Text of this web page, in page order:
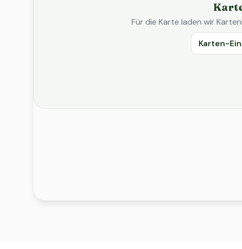
Für die Karte laden wir
Karten-